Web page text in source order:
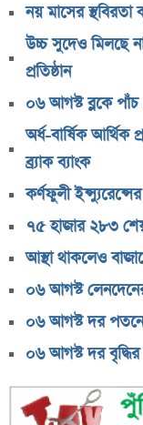
০৬ আগস্ট দর
দেশি ৫ মাছে মিলল
শেয়ার দাম
প্রায় ২ কোটি শেয়ার
উৎপাদন বন্ধের
ইউরোপে কার্যক্রম
রেনাটার
শেখ হাসিনাকে
ন্যাশনাল ফিড মিলের
বাজুসের নতুন ঘোষণা,
হাসিনার প্রোগ্রাম
দর্শক
শেখ হাসিনার
বাংলাদেশ নিয়ে
নয় মাসের স্থবিরতা
উচ্চ সুদেও মিলছে
প্রতিষ্ঠান
০৬ আগস্ট ব্লকে
অর্ধ-বার্ষিক আর্থিক
ব্র্যাক ব্যাংক
কর্ণফুলী
৭৫ হাজার ২৮৩
আস্থা থাকলেও
০৬ আগস্ট
০৬ আগস্ট দর
০৬ আগস্ট দর বৃদ্ধির